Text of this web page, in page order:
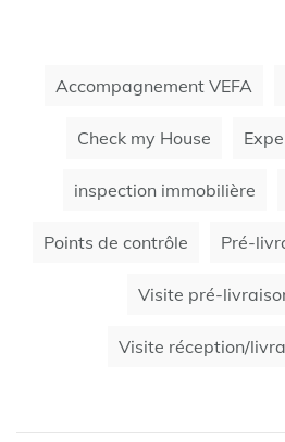
Accompagnement VEFA
Check my House
inspection immobilière
Points de contrôle Pré-
Visite pré-
Visite réception/